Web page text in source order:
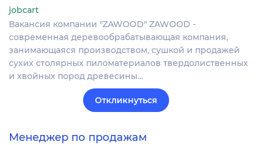
jobcart
Вакансия компании "ZAWOOD" ZAWOOD -
современная деревообрабатывающая компания,
занимающаяся производством, сушкой и продажей
сухих столярных пиломатериалов твердолиственных
и хвойных пород древесины…
Откликнуться
Менеджер по продажам